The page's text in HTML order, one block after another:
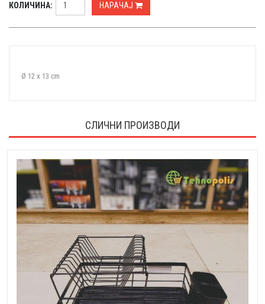
КОЛИЧИНА: НАРАЧАЈ
Ø 12 x 13 cm
СЛИЧНИ ПРОИЗВОДИ